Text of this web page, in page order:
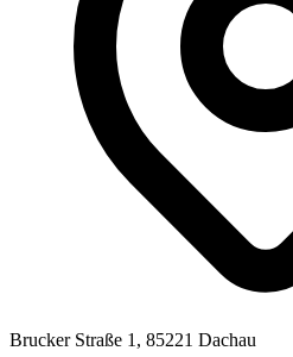
Brucker Straße 1, 85221 Dachau